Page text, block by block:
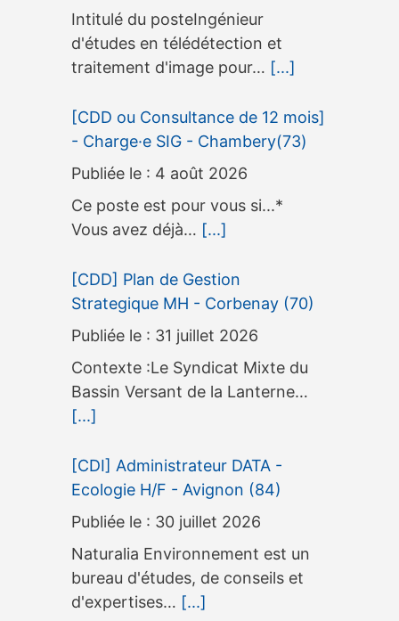
Intitulé du posteIngénieur
d'études en télédétection et
traitement d'image pour… [...]
[CDD ou Consultance de 12 mois]
- Charge·e SIG - Chambery(73)
4 août 2026
Ce poste est pour vous si...*
Vous avez déjà… [...]
[CDD] Plan de Gestion
Strategique MH - Corbenay (70)
31 juillet 2026
Contexte :Le Syndicat Mixte du
Bassin Versant de la Lanterne…
[...]
[CDI] Administrateur DATA -
Ecologie H/F - Avignon (84)
30 juillet 2026
Naturalia Environnement est un
bureau d'études, de conseils et
d'expertises… [...]